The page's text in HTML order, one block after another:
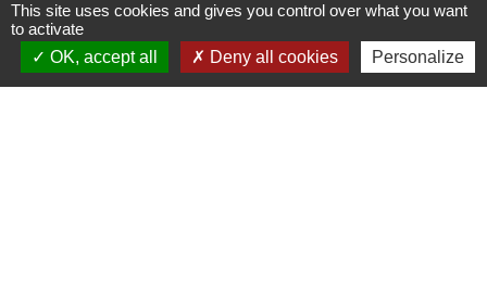
RÉGION BOURGOGNE-
FRANCHE-COMTE
CONSEIL DÉPARTEMENTAL DE
This site uses cookies and gives you control over what you want
to activate
OK, accept all
Deny all cookies Personalize